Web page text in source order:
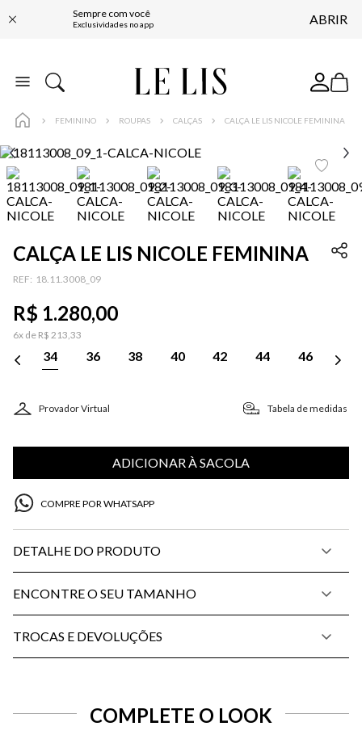
Sempre com você
Exclusividades no app ABRIR
FRETE GRÁTIS*
10% OFF NA PRIMEIRA COMPRA*
FRETE GRÁTIS*
BAIXE O APP
10% OFF NA PRIMEIRA COMPRA*
FEMININO ROUPAS CALÇAS CALÇA LE LIS NICOLE FEMININA
CALÇA LE LIS NICOLE FEMININA
: 18.11.3008_09
R$ 1.280,00
6x de R$ 213,33
34 36 38 40 42 44 46
Provador Virtual Tabela de medidas
ADICIONAR À SACOLA
COMPRE POR WHATSAPP
DETALHE DO PRODUTO
ENCONTRE O SEU TAMANHO
TROCAS E DEVOLUÇÕES
COMPLETE O LOOK